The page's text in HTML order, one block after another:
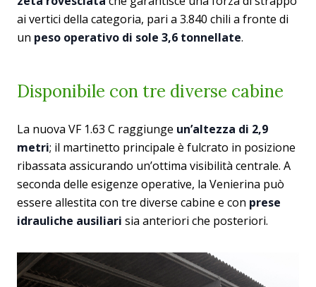
ai vertici della categoria, pari a 3.840 chili a fronte di
un peso operativo di sole 3,6 tonnellate.
Disponibile con tre diverse cabine
La nuova VF 1.63 C raggiunge un’altezza di 2,9
metri; il martinetto principale è fulcrato in posizione
ribassata assicurando un’ottima visibilità centrale. A
seconda delle esigenze operative, la Venierina può
essere allestita con tre diverse cabine e con prese
idrauliche ausiliari sia anteriori che posteriori.